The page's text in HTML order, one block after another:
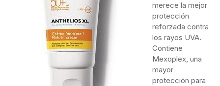
merece la mejor
protección
reforzada contra
los rayos UVA.
Contiene
Mexoplex, una
mayor
protección para